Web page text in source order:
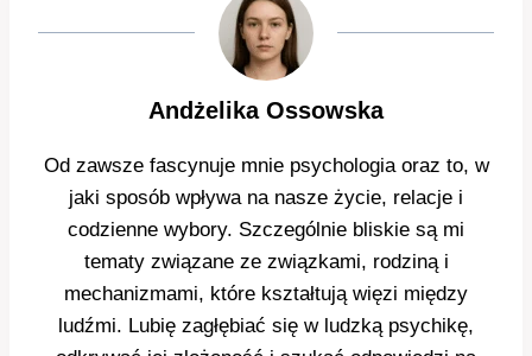
Andżelika Ossowska
Od zawsze fascynuje mnie psychologia oraz to, w
jaki sposób wpływa na nasze życie, relacje i
codzienne wybory. Szczególnie bliskie są mi
tematy związane ze związkami, rodziną i
mechanizmami, które kształtują więzi między
ludźmi. Lubię zagłębiać się w ludzką psychikę,